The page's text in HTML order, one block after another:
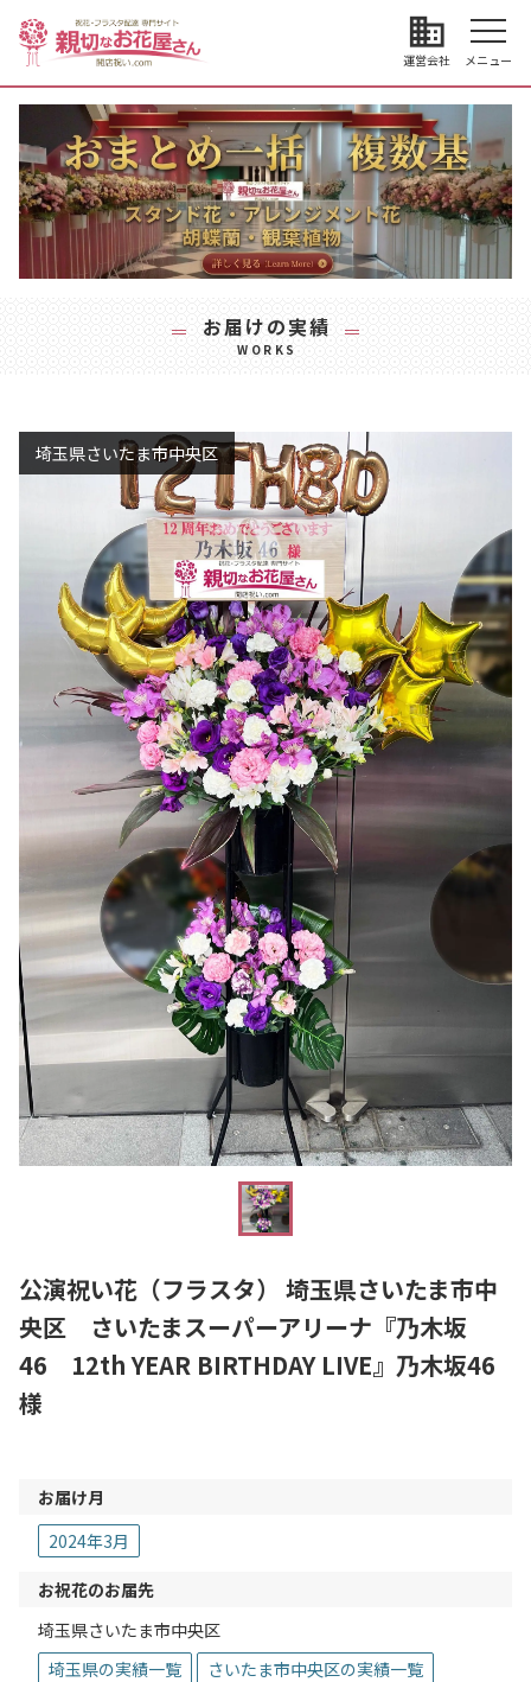
business
運営会社 メニュー
お届けの実績
WORKS
埼玉県さいたま市中央区
公演祝い花（フラスタ） 埼玉県さいたま市中
央区 さいたまスーパーアリーナ『乃木坂
46 12th YEAR BIRTHDAY LIVE』乃木坂46
様
お届け月
2024年3月
お祝花のお届先
埼玉県さいたま市中央区
埼玉県の実績一覧
さいたま市中央区の実績一覧